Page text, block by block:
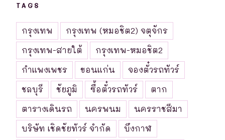
TAGS
กรุงเทพ
กรุงเทพ (หมอชิต2) จตุจักร
กรุงเทพ-สายใต้
กรุงเทพ-หมอชิต2
กำแพงเพชร
ขอนแก่น
จองตั๋วรถทัวร์
ชลบุรี
ชัยภูมิ ซื้อตั๋วรถทัวร์
ตาก
ตารางเดินรถ
นครพนม
นครราชสีมา
บริษัท เชิดชัยทัวร์ จำกัด
บึงกาฬ